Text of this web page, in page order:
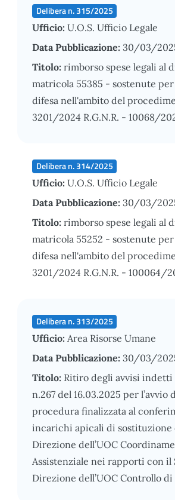
Delibera n. 315/2025
Ufficio: U.O.S. Ufficio Legale
Data Pubblicazione: 30/03/
Titolo: rimborso spese legali al
matricola 55385 - sostenute
difesa nell'ambito del
3201/2024 R.G.N.R. - 10068/
Delibera n. 314/2025
Ufficio: U.O.S. Ufficio Legale
Data Pubblicazione: 30/03/
Titolo: rimborso spese legali al
matricola 55252 - sostenute
difesa nell'ambito del
3201/2024 R.G.N.R. - 100064/
Delibera n. 313/2025
Ufficio: Area Risorse Umane
Data Pubblicazione: 30/03/
Titolo: Ritiro degli avvisi indetti
n.267 del 16.03.2025 per l’avvio
procedura finalizzata al
incarichi apicali di sostituzione
Direzione dell’UOC
Assistenziale nei rapporti con il
Direzione dell’UOC Controllo di